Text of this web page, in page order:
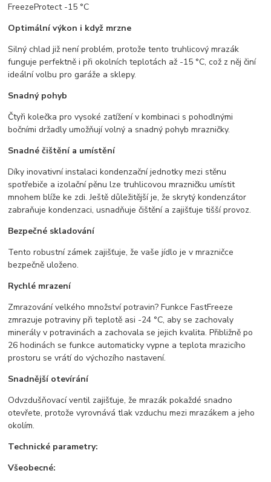
FreezeProtect -15 °C
Optimální výkon i když mrzne
Silný chlad již není problém, protože tento truhlicový mrazák
funguje perfektně i při okolních teplotách až -15 °C, což z něj činí
ideální volbu pro garáže a sklepy.
Snadný pohyb
Čtyři kolečka pro vysoké zatížení v kombinaci s pohodlnými
bočními držadly umožňují volný a snadný pohyb mrazničky.
Snadné čištění a umístění
Díky inovativní instalaci kondenzační jednotky mezi stěnu
spotřebiče a izolační pěnu lze truhlicovou mrazničku umístit
mnohem blíže ke zdi. Ještě důležitější je, že skrytý kondenzátor
zabraňuje kondenzaci, usnadňuje čištění a zajišťuje tišší provoz.
Bezpečné skladování
Tento robustní zámek zajišťuje, že vaše jídlo je v mrazničce
bezpečně uloženo.
Rychlé mrazení
Zmrazování velkého množství potravin? Funkce FastFreeze
zmrazuje potraviny při teplotě asi -24 °C, aby se zachovaly
minerály v potravinách a zachovala se jejich kvalita. Přibližně po
26 hodinách se funkce automaticky vypne a teplota mrazicího
prostoru se vrátí do výchozího nastavení.
Snadnější otevírání
Odvzdušňovací ventil zajišťuje, že mrazák pokaždé snadno
otevřete, protože vyrovnává tlak vzduchu mezi mrazákem a jeho
okolím.
Technické parametry:
Všeobecné: